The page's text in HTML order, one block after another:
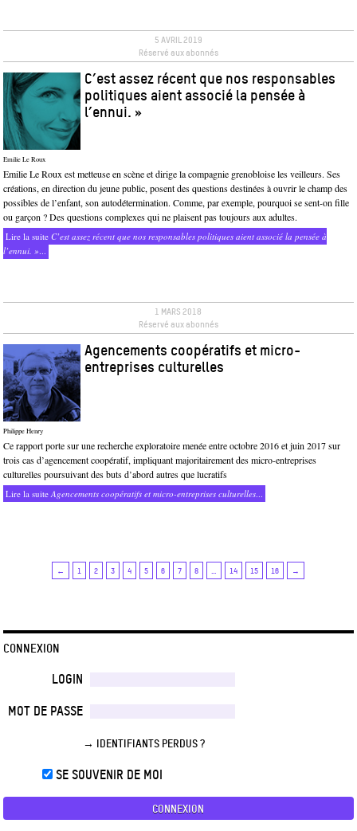
5 AVRIL 2019
Réservé aux abonnés
C’est assez récent que nos responsables
politiques aient associé la pensée à
l’ennui. »
Emilie Le Roux
Emilie Le Roux est metteuse en scène et dirige la compagnie grenobloise les veilleurs. Ses
créations, en direction du jeune public, posent des questions destinées à ouvrir le champ des
possibles de l’enfant, son autodétermination. Comme, par exemple, pourquoi se sent-on fille
ou garçon ? Des questions complexes qui ne plaisent pas toujours aux adultes.
Lire la suiteC’est assez récent que nos responsables politiques aient associé la pensée à
l’ennui. »...
1 MARS 2018
Réservé aux abonnés
Agencements coopératifs et micro-
entreprises culturelles
Philippe Henry
Ce rapport porte sur une recherche exploratoire menée entre octobre 2016 et juin 2017 sur
trois cas d’agencement coopératif, impliquant majoritairement des micro-entreprises
culturelles poursuivant des buts d’abord autres que lucratifs
Lire la suiteAgencements coopératifs et micro-entreprises culturelles...
← 1 2 3 4 5 6 7 8 14 15 16 →
CONNEXION
LOGIN
MOT DE PASSE
→ IDENTIFIANTS PERDUS ?
SE SOUVENIR DE MOI